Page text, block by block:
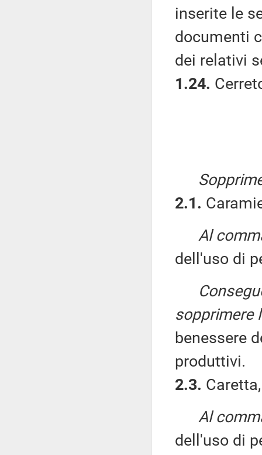
inserite le
documenti
dei relativi
1.24.
2.1.
Al
dell'uso di
sopprimere
benessere
produttivi.
2.3.
Al
dell'uso di